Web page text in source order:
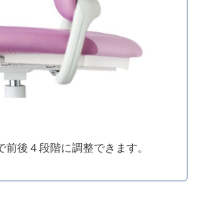
後４段階に調整できます。